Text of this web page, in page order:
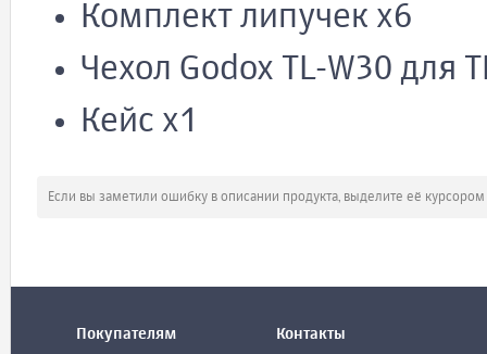
Комплект липучек х6
Чехол Godox TL-W30 для
Кейс х1
Если вы заметили ошибку в описании продукта, выделите её
Покупателям Контакты